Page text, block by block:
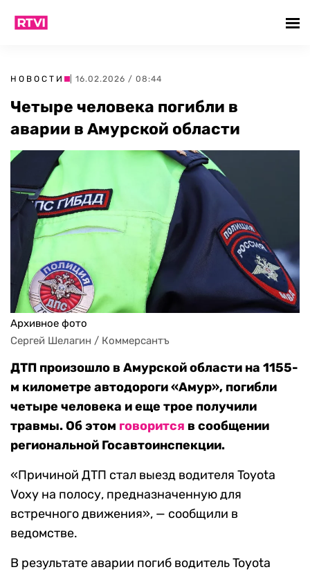
НОВОСТИ | 16.02.2026 / 08:44
Четыре человека погибли в
аварии в Амурской области
Архивное фото
Сергей Шелагин / Коммерсантъ
ДТП произошло в Амурской области на 1155-
м километре автодороги «Амур», погибли
четыре человека и еще трое получили
травмы. Об этом говорится в сообщении
региональной Госавтоинспекции.
«Причиной ДТП стал выезд водителя Toyota
Voxy на полосу, предназначенную для
встречного движения», — сообщили в
ведомстве.
В результате аварии погиб водитель Toyota